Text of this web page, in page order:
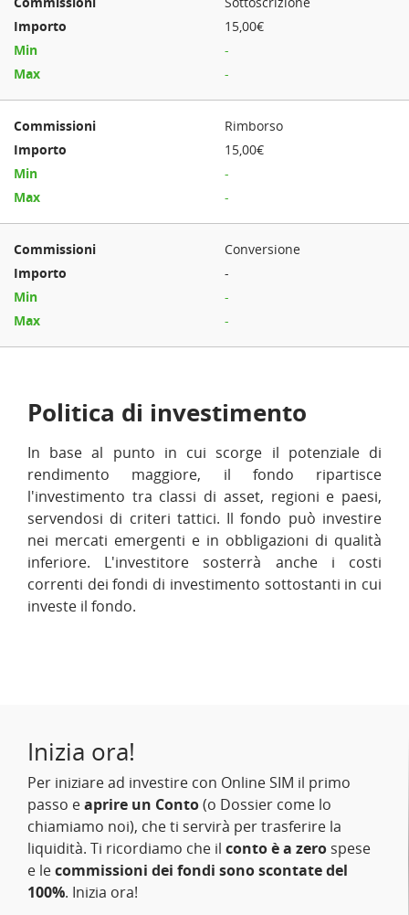
15,00€
-
-
Rimborso
15,00€
-
-
Conversione
-
-
-
Politica di investimento
In base al punto in cui scorge il potenziale di
rendimento maggiore, il fondo ripartisce
l'investimento tra classi di asset, regioni e paesi,
servendosi di criteri tattici. Il fondo può investire
nei mercati emergenti e in obbligazioni di qualità
inferiore. L'investitore sosterrà anche i costi
correnti dei fondi di investimento sottostanti in cui
investe il fondo.
Inizia ora!
Per iniziare ad investire con Online SIM il primo
passo eaprire un Conto(o Dossier come lo
chiamiamo noi), che ti servirà per trasferire la
liquidità. Ti ricordiamo che il conto è a zero spese
e lecommissioni dei fondi sono scontate del
100%. Inizia ora!